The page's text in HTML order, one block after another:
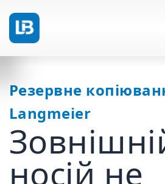
Резервне
Langmeier
носій не